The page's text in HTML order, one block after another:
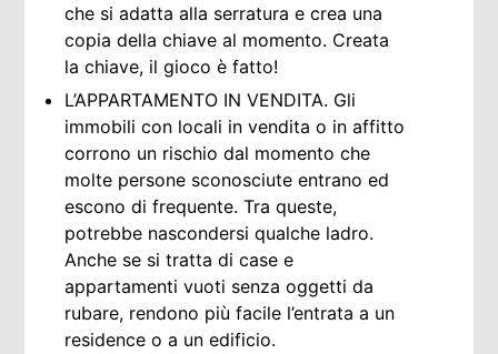
che si adatta alla serratura e crea una
copia della chiave al momento. Creata
la chiave, il gioco è fatto!
L’APPARTAMENTO IN VENDITA. Gli
immobili con locali in vendita o in affitto
corrono un rischio dal momento che
molte persone sconosciute entrano ed
escono di frequente. Tra queste,
potrebbe nascondersi qualche ladro.
Anche se si tratta di case e
appartamenti vuoti senza oggetti da
rubare, rendono più facile l’entrata a un
residence o a un edificio.